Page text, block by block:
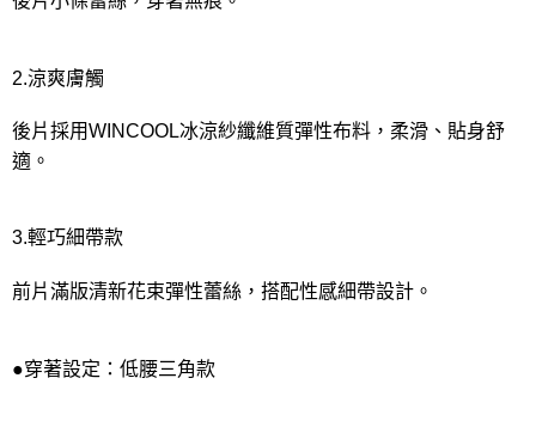
2.涼爽膚觸
後片採用WINCOOL冰涼紗纖維質彈性布料，柔滑、貼身舒
適。
3.輕巧細帶款
前片滿版清新花束彈性蕾絲，搭配性感細帶設計。
●穿著設定：低腰三角款